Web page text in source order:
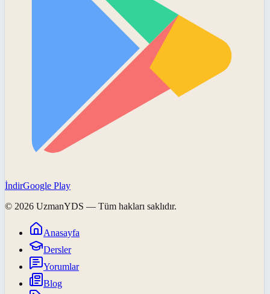
İndirGoogle Play
© 2026 UzmanYDS — Tüm hakları saklıdır.
Anasayfa
Dersler
Yorumlar
Blog